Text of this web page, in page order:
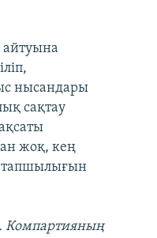
айтуына
нысандары
сақтау
жоқ, кең
тапшылығын
Компартияның